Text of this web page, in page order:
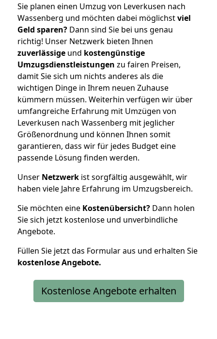
Sie planen einen Umzug von Leverkusen nach
Wassenberg und möchten dabei möglichstviel
Geld sparen? Dann sind Sie bei uns genau
richtig! Unser Netzwerk bieten Ihnen
zuverlässige und kostengünstige
Umzugsdienstleistungen zu fairen Preisen,
damit Sie sich um nichts anderes als die
wichtigen Dinge in Ihrem neuen Zuhause
kümmern müssen. Weiterhin verfügen wir über
umfangreiche Erfahrung mit Umzügen von
Leverkusen nach Wassenberg mit jeglicher
Größenordnung und können Ihnen somit
garantieren, dass wir für jedes Budget eine
passende Lösung finden werden.
Unser Netzwerk ist sorgfältig ausgewählt, wir
haben viele Jahre Erfahrung im Umzugsbereich.
Sie möchten eine Kostenübersicht? Dann holen
Sie sich jetzt kostenlose und unverbindliche
Angebote.
Füllen Sie jetzt das Formular aus und erhalten Sie
kostenloseAngebote.
Kostenlose Angebote erhalten